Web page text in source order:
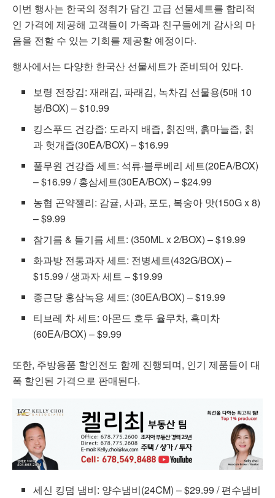
이번 행사는 한국의 정취가 담긴 고급 선물세트를 합리적
인 가격에 제공해 고객들이 가족과 친구들에게 감사의 마
음을 전할 수 있는 기회를 제공할 예정이다.
행사에서는 다양한 한국산 선물세트가 준비되어 있다.
보령 전장김: 재래김, 파래김, 녹차김 선물용(5매 10
봉/BOX) – $10.99
킹스푸드 건강즙: 도라지 배즙, 칡진액, 흙마늘즙, 칡
과 헛개즙(30EA/BOX) – $16.99
풀무원 건강즙 세트: 석류·블루베리 세트(20EA/BOX)
– $16.99 / 홍삼세트(30EA/BOX) – $24.99
농협 곤약젤리: 감귤, 사과, 포도, 복숭아 맛(150G x 8)
– $9.99
참기름 & 들기름 세트: (350ML x 2/BOX) – $19.99
화과방 전통과자 세트: 전병세트(432G/BOX) –
$15.99 / 생과자 세트 – $19.99
종근당 홍삼녹용 세트: (30EA/BOX) – $19.99
티브레 차 세트: 아몬드 호두 율무차, 흑미차
(60EA/BOX) – $9.99
또한, 주방용품 할인전도 함께 진행되며, 인기 제품들이 대
폭 할인된 가격으로 판매된다.
세신 킹덤 냄비: 양수냄비(24CM) – $29.99 / 편수냄비